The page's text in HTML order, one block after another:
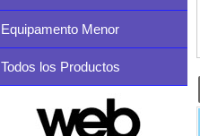
Equipamento Menor
Todos los Productos